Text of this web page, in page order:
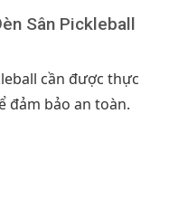
Sân Pickleball
cần được thực
đảm bảo an toàn.